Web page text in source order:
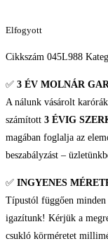
Elfogyott
Cikkszám 045L988
✅ 3 ÉV MOLNÁR
A nálunk vásárolt
számított 3 ÉVIG
magában foglalja az
beszabályzást –
✅ INGYENES
Típustól függően
igazítunk! Kérjük a
csukló körméretet